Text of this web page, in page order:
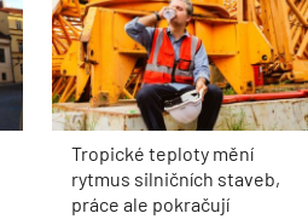
Tropické teploty mění
rytmus silničních staveb,
práce ale pokračují